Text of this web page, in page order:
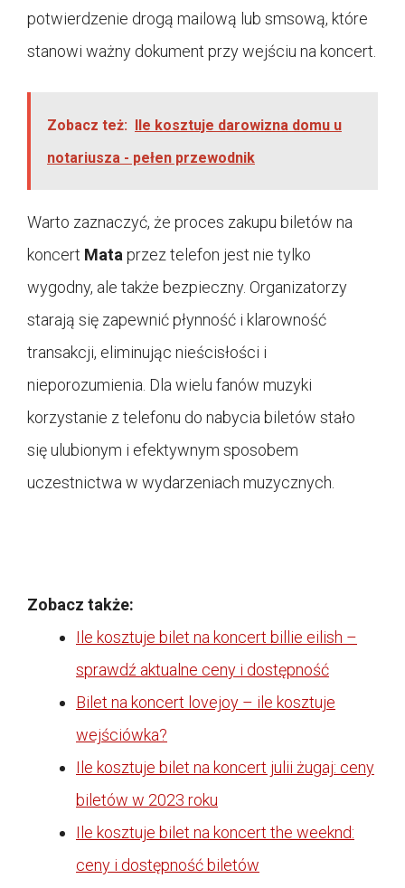
potwierdzenie drogą mailową lub smsową, które
stanowi ważny dokument przy wejściu na koncert.
Zobacz też: Ile kosztuje darowizna domu u
notariusza - pełen przewodnik
Warto zaznaczyć, że proces zakupu biletów na
koncert Mata przez telefon jest nie tylko
wygodny, ale także bezpieczny. Organizatorzy
starają się zapewnić płynność i klarowność
transakcji, eliminując nieścisłości i
nieporozumienia. Dla wielu fanów muzyki
korzystanie z telefonu do nabycia biletów stało
się ulubionym i efektywnym sposobem
uczestnictwa w wydarzeniach muzycznych.
Zobacz także:
Ile kosztuje bilet na koncert billie eilish –
sprawdź aktualne ceny i dostępność
Bilet na koncert lovejoy – ile kosztuje
wejściówka?
Ile kosztuje bilet na koncert julii żugaj: ceny
biletów w 2023 roku
Ile kosztuje bilet na koncert the weeknd:
ceny i dostępność biletów